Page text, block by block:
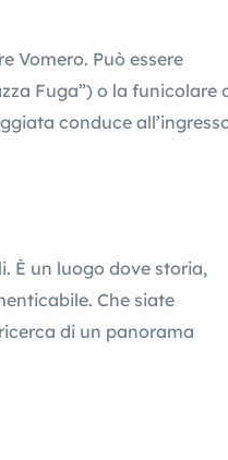
Vomero. Può essere
Fuga”) o la funicolare
conduce
È un luogo dove storia,
Che siate
di un panorama